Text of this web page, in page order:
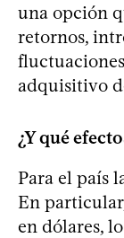
una opción
retornos,
adquisitivo
¿Y qué
Para el país
En
en dólares,